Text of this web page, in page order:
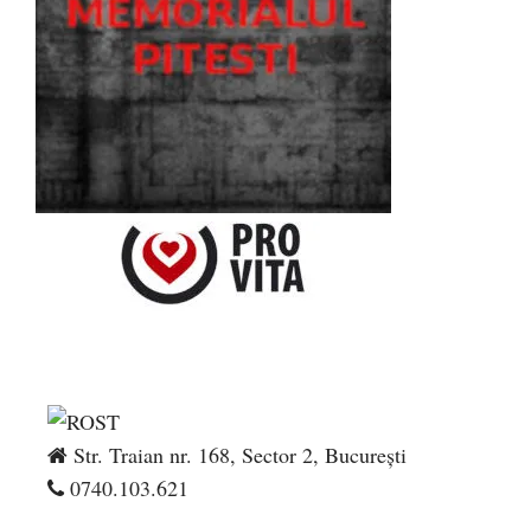
Str. Traian nr. 168, Sector 2, București
0740.103.621